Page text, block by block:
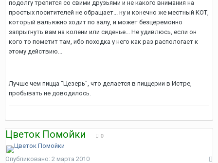
подолгу трепится со свими друзьями и не какого внимания на
простых поситителей не обращает... ну и конечно же местный КОТ,
который вальяжно ходит по залу, и может безцеремонно
запрыгнуть вам на колени или сиденье... Не удивлюсь, если он
кого то пометит там, ибо походка у него как раз распологает к
этому действию...
Лучше чем пицца "Цезерь", что делается в пиццерии в Истре,
пробывать не доводилось.
Цветок Помойки 0
Опубликовано: 2 марта 2010